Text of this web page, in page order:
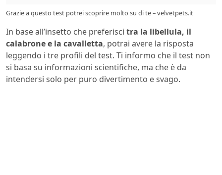
Grazie a questo test potrei scoprire molto su di te – velvetpets.it
In base all’insetto che preferisci tra la libellula, il
calabrone e la cavalletta, potrai avere la risposta
leggendo i tre profili del test. Ti informo che il test non
si basa su informazioni scientifiche, ma che è da
intendersi solo per puro divertimento e svago.